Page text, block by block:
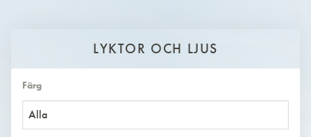
LYKTOR OCH LJUS
Färg
Alla